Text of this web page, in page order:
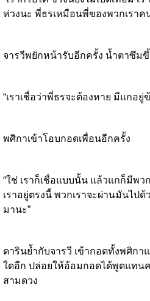
ห่วงนะ พี่ธรเหมือนพี่ของพวกเราค
จารวีพยักหน้ารับอีกครั้ง น้ำตาซึม
“เราเชื่อว่าพี่ธรจะต้องหาย มีแกอยู่
พศิกาเข้าโอบกอดเพื่อนอีกครั้ง
“ใช่ เราก็เชื่อแบบนั้น แล้วแกก็มีพว
เราอยู่ตรงนี้ พวกเราจะผ่านมันไป
มานะ”
ดารินย้ำกับจารวี เข้ากอดทั้งพศิก
ใดอีก ปล่อยให้อ้อมกอดได้พูดแทน
สามดวง